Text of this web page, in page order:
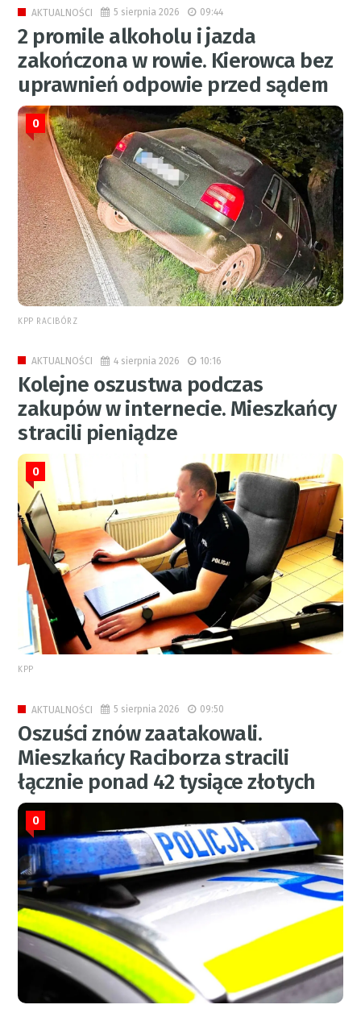
AKTUALNOŚCI 5 sierpnia 2026 09:44
2 promile alkoholu i jazda
zakończona w rowie. Kierowca bez
uprawnień odpowie przed sądem
0
KPP RACIBÓRZ
AKTUALNOŚCI 4 sierpnia 2026 10:16
Kolejne oszustwa podczas
zakupów w internecie. Mieszkańcy
stracili pieniądze
0
KPP
AKTUALNOŚCI 5 sierpnia 2026 09:50
Oszuści znów zaatakowali.
Mieszkańcy Raciborza stracili
łącznie ponad 42 tysiące złotych
0